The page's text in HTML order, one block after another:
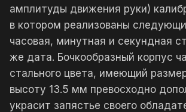
амплитуды движения руки)
в котором реализованы
часовая, минутная и секундная
же дата. Бочкообразный корпус
стального цвета, имеющий
высоту 13.5 мм превосходно
украсит запястье своего